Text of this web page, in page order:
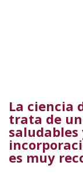
La ciencia
trata de
saludables
es muy